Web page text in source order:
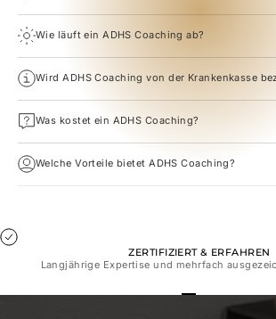
Wie läuft ein ADHS Coaching ab?
Wird ADHS Coaching von der Krankenkasse
Was kostet ein ADHS Coaching?
Welche Vorteile bietet ADHS Coaching?
ZERTIFIZIERT & ERFAHREN
Langjährige Expertise und mehrfach
Gehe zu Element 1
Gehe zu Element
Gehe zu
Gehe zu